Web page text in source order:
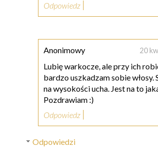
Odpowiedz
Anonimowy 20
Lubię warkocze, ale przy ich
bardzo uszkadzam sobie włosy.
na wysokości ucha. Jest na to
Pozdrawiam :)
Odpowiedz
Odpowiedzi